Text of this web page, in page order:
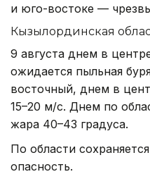
и юго-востоке —
Кызылординская
9 августа днем в
ожидается пыльная
восточный, днем в
15–20 м/с. Днем по
жара 40–43 градуса.
По области
опасность.